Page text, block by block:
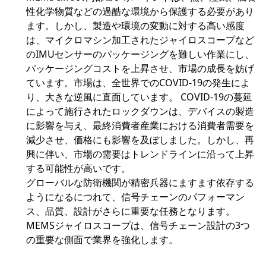
性化学物質などの過酷な環境から保護する必要があり
ます。しかし、製造や環境の変動に対する高い感度
は、マイクロマシン加工されたジャイロスコープなど
のIMUセンサーのパッケージングを難しい作業にし、
パッケージングコストを上昇させ、市場の成長を妨げ
ています。市場は、全世界でのCOVID-19の発生によ
り、大きな逆風に直面しています。 COVID-19の蔓延
によって施行されたロックダウンは、デバイスの製造
に影響を与え、最終消費者産業における消費者需要を
減少させ、価格にも影響を及ぼしました。しかし、再
興に伴い、市場の需要はトレンドラインに沿って上昇
する可能性が高いです。
グローバルな防衛機関が精密兵器にますます依存する
ようになるにつれて、信号チェーンのパフォーマン
ス、品質、設計がさらに重要な任務となります。
MEMSジャイロスコープは、信号チェーン設計の3つ
の重要な側面で業界を強化します。